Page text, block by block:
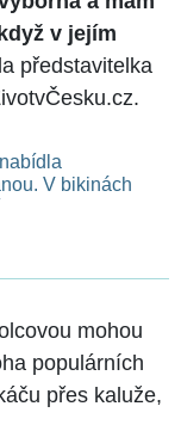
v jejím
představitelka
V bikinách
mohou
populárních
přes kaluže,